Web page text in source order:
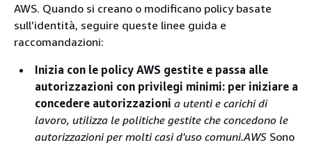
AWS. Quando si creano o modificano policy basate
sull’identità, seguire queste linee guida e
raccomandazioni:
Inizia con le policy AWS gestite e passa alle
autorizzazioni con privilegi minimi: per iniziare a
concedere autorizzazioni a utenti e carichi di
lavoro, utilizza le politiche gestite che concedono le
autorizzazioni per molti casi d'uso comuni.AWS Sono